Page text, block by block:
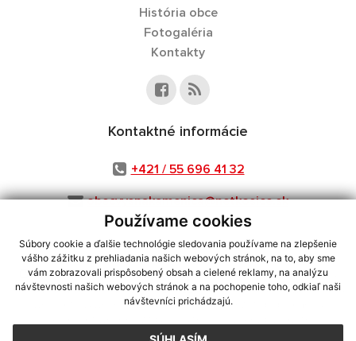
Používame cookies
Súbory cookie a ďalšie technológie sledovania používame na zlepšenie
vášho zážitku z prehliadania našich webových stránok, na to, aby sme
vám zobrazovali prispôsobený obsah a cielené reklamy, na analýzu
návštevnosti našich webových stránok a na pochopenie toho, odkiaľ naši
návštevníci prichádzajú.
História obce
Fotogaléria
Kontakty
Kontaktné informácie
+421 / 55 696 41 32
obecvysnakamenica@netkosice.sk
využite možnosť získavania aktuálnych informácií s využitím RSS
CMS systém (redakčný) systém ECHELON 2,Mapa stránok,web portál
webex.digital, s.r.o.,domény,registrácia domény